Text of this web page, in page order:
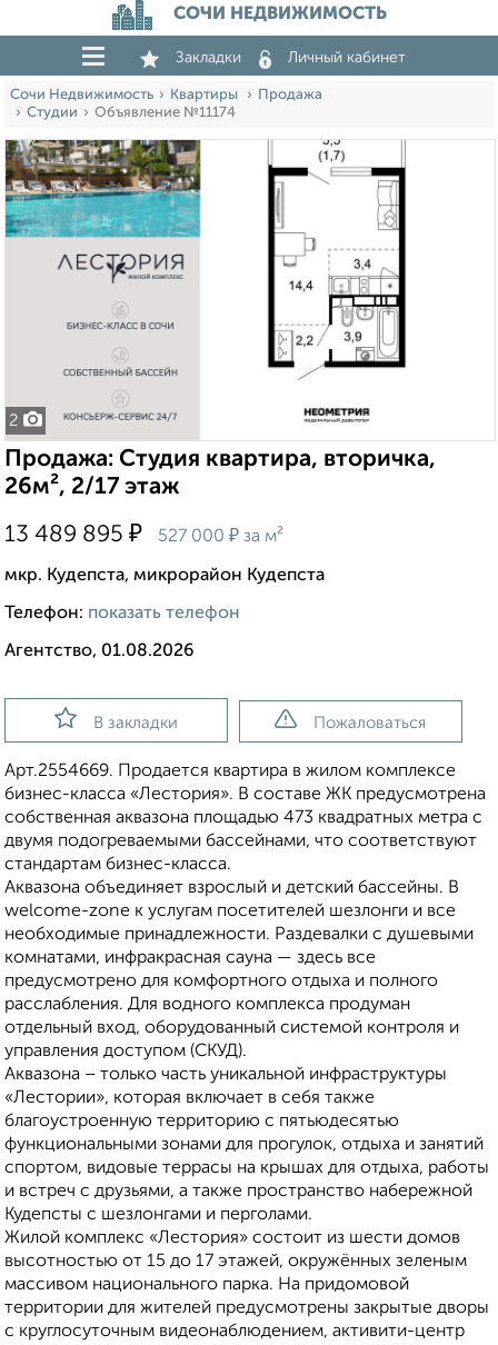
СОЧИ НЕДВИЖИМОСТЬ
Закладки Личный кабинет
Сочи Недвижимость Квартиры
Продажа
Студии
Объявление №11174
2
Продажа: Студия квартира, вторичка,
26м², 2/17 этаж
13 489 895 ₽ 527 000 ₽ за м²
мкр. Кудепста, микрорайон Кудепста
Телефон: показать телефон
Агентство, 01.08.2026
В закладки Пожаловаться
Apт.2554669. Продается квартира в жилом комплексе
бизнес-класса «Лестория». В составе ЖК предусмотрена
собственная аквазона площадью 473 квадратных метра с
двумя подогреваемыми бассейнами, что соответствуют
стандартам бизнес-класса.
Аквазона объединяет взрослый и детский бассейны. В
welcome-zone к услугам посетителей шезлонги и все
необходимые принадлежности. Раздевалки с душевыми
комнатами, инфракрасная сауна — здесь все
предусмотрено для комфортного отдыха и полного
расслабления. Для водного комплекса продуман
отдельный вход, оборудованный системой контроля и
управления доступом (СКУД).
Аквазона – только часть уникальной инфраструктуры
«Лестории», которая включает в себя также
благоустроенную территорию с пятьюдесятью
функциональными зонами для прогулок, отдыха и занятий
спортом, видовые террасы на крышах для отдыха, работы
и встреч с друзьями, а также пространство набережной
Кудепсты с шезлонгами и перголами.
Жилой комплекс «Лестория» состоит из шести домов
высотностью от 15 до 17 этажей, окружённых зеленым
массивом национального парка. На придомовой
территории для жителей предусмотрены закрытые дворы
с круглосуточным видеонаблюдением, активити-центр